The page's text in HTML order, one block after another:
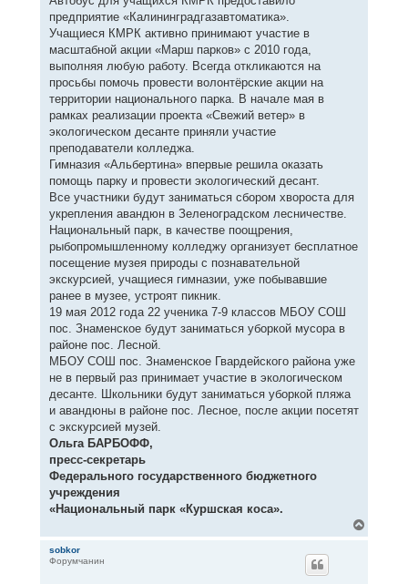
предприятие «Калининградгазавтоматика».
Учащиеся КМРК активно принимают участие в
масштабной акции «Марш парков» с 2010 года,
выполняя любую работу. Всегда откликаются на
просьбы помочь провести волонтёрские акции на
территории национального парка. В начале мая в
рамках реализации проекта «Свежий ветер» в
экологическом десанте приняли участие
преподаватели колледжа.
Гимназия «Альбертина» впервые решила оказать
помощь парку и провести экологический десант.
Все участники будут заниматься сбором хвороста для
укрепления авандюн в Зеленоградском лесничестве.
Национальный парк, в качестве поощрения,
рыбопромышленному колледжу организует бесплатное
посещение музея природы с познавательной
экскурсией, учащиеся гимназии, уже побывавшие
ранее в музее, устроят пикник.
19 мая 2012 года 22 ученика 7-9 классов МБОУ СОШ
пос. Знаменское будут заниматься уборкой мусора в
районе пос. Лесной.
МБОУ СОШ пос. Знаменское Гвардейского района уже
не в первый раз принимает участие в экологическом
десанте. Школьники будут заниматься уборкой пляжа
и авандюны в районе пос. Лесное, после акции посетят
с экскурсией музей.
Ольга БАРБОФФ,
пресс-секретарь
Федерального государственного бюджетного
учреждения
«Национальный парк «Куршская коса».
е
sobkor
Форумчанин